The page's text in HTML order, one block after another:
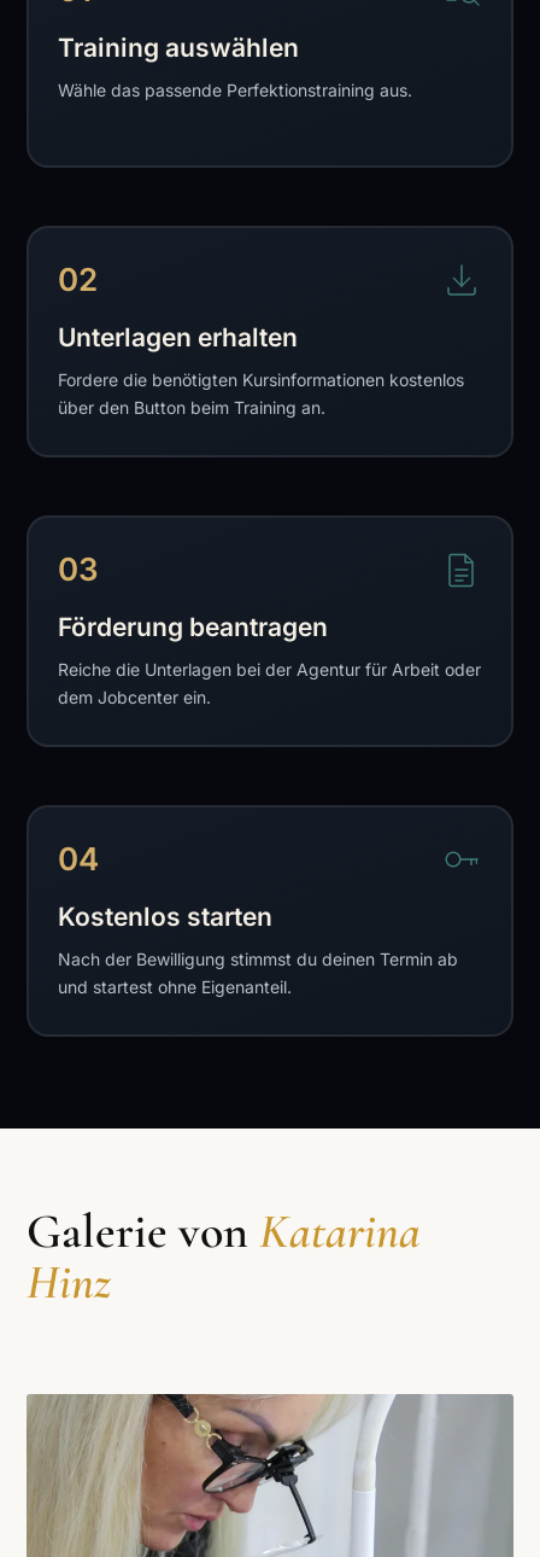
Training auswählen
Wähle das passende Perfektionstraining aus.
02
Unterlagen erhalten
Fordere die benötigten Kursinformationen kostenlos
über den Button beim Training an.
03
Förderung beantragen
Reiche die Unterlagen bei der Agentur für Arbeit oder
dem Jobcenter ein.
04
Kostenlos starten
Nach der Bewilligung stimmst du deinen Termin ab
und startest ohne Eigenanteil.
Galerie vonKatarina
Hinz